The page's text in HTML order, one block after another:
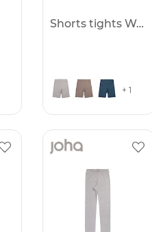
Shorts tights Women
+ 1